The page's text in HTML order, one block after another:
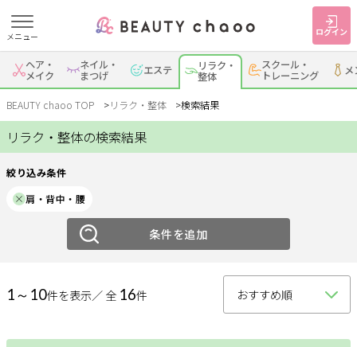
メニュー ログイン
すでに会員の方
ログイン
はじめてご利用の方
新規会員登録
ジャンルで探す
ヘア・メイク
スクール・
トレーニング
メンズ
大人女子トピック ランキング
ヘア・
メイク
ネイル・
まつげ エステ リラク・
整体
スクール・
トレーニング メ
BEAUTY chaoo TOP リラク・整体 検索結果
リラク・整体の検索結果
絞り込み条件
肩・背中・腰
条件を追加
1～10件を表示／ 全 16件
絞り込み
ジャンル
リラク
エリア
岡崎・幸田
・蒲郡
安城
碧南・高浜
豊明・大府・知多・